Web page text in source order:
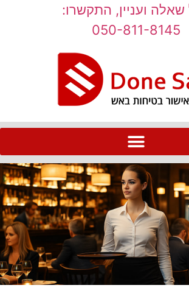
שאלה ועניין, התקשרו:
050-811-8145